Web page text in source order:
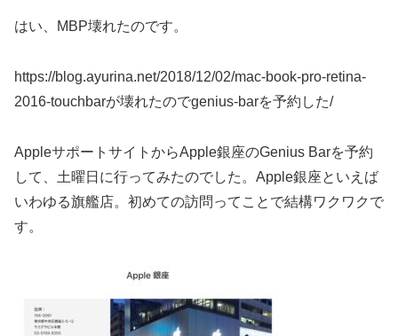
はい、MBP壊れたのです。
https://blog.ayurina.net/2018/12/02/mac-book-pro-retina-
2016-touchbarが壊れたのでgenius-barを予約した/
AppleサポートサイトからApple銀座のGenius Barを予約
して、土曜日に行ってみたのでした。Apple銀座といえば
いわゆる旗艦店。初めての訪問ってことで結構ワクワクで
す。